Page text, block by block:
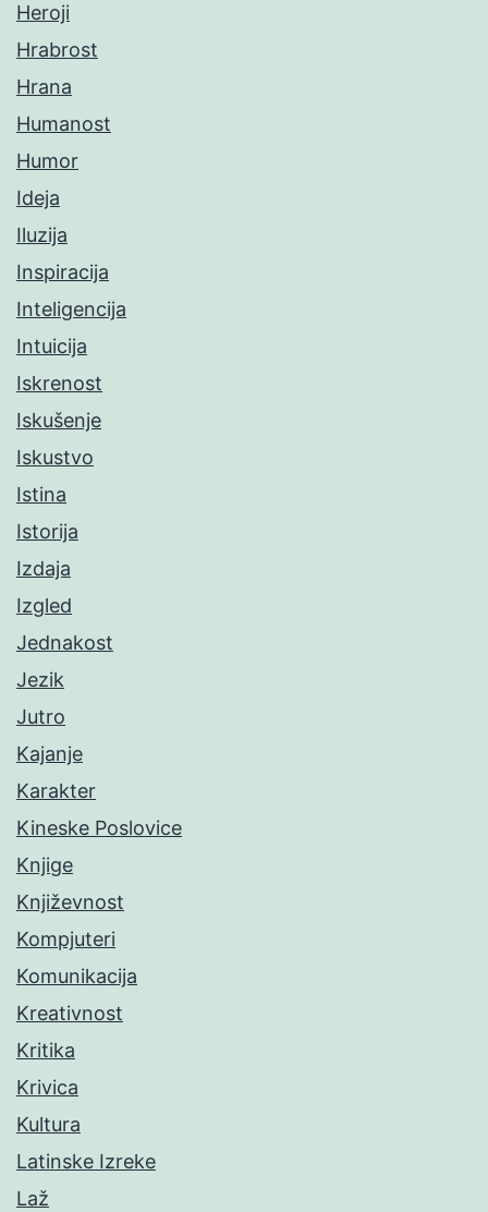
Heroji
Hrabrost
Hrana
Humanost
Humor
Ideja
Iluzija
Inspiracija
Inteligencija
Intuicija
Iskrenost
Iskušenje
Iskustvo
Istina
Istorija
Izdaja
Izgled
Jednakost
Jezik
Jutro
Kajanje
Karakter
Kineske Poslovice
Knjige
Književnost
Kompjuteri
Komunikacija
Kreativnost
Kritika
Krivica
Kultura
Latinske Izreke
Laž